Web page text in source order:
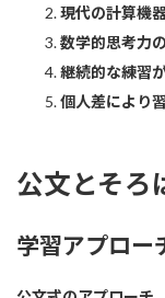
現代の計算機
数学的思考力
継続的な練習
個人差により
公文とそろ
学習アプロー